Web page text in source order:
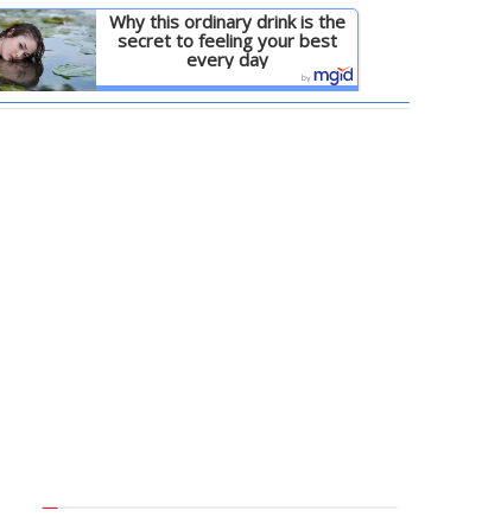
Why this ordinary drink is the
secret to feeling your best
every day
Детальніше